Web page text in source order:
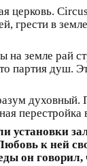
церковь.
грести в
на земле рай
партия душ.
духовный.
перестройка
установки
к ней
он говорил,